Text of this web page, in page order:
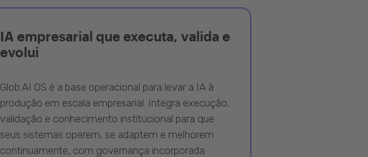
IA empresarial que executa, valida e
evolui
Glob.AI OS é a base operacional para levar a IA à
produção em escala empresarial. Integra execução,
validação e conhecimento institucional para que
seus sistemas operem, se adaptem e melhorem
continuamente, com governança incorporada